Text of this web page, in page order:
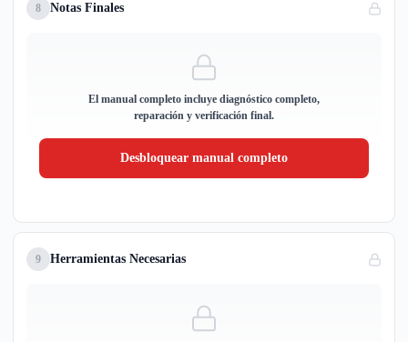
8 Notas Finales
El manual completo incluye diagnóstico completo,
reparación y verificación final.
Desbloquear manual completo
9 Herramientas Necesarias